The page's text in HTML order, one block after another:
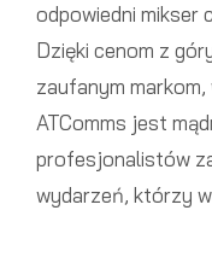
odpowiedni mikser
Dzięki cenom z
zaufanym
ATComms jest
profesjonalistów
wydarzeń, którzy